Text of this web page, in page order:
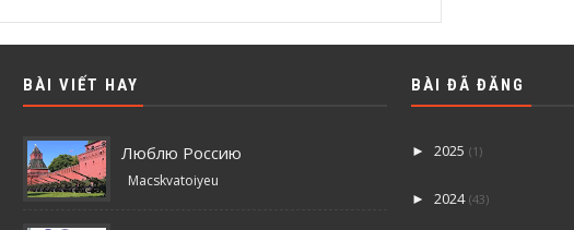
BÀI VIẾT HAY
Люблю Россию
Macskvatoiyeu
BÀI ĐÃ ĐĂNG
► 2025 (1)
► 2024 (43)